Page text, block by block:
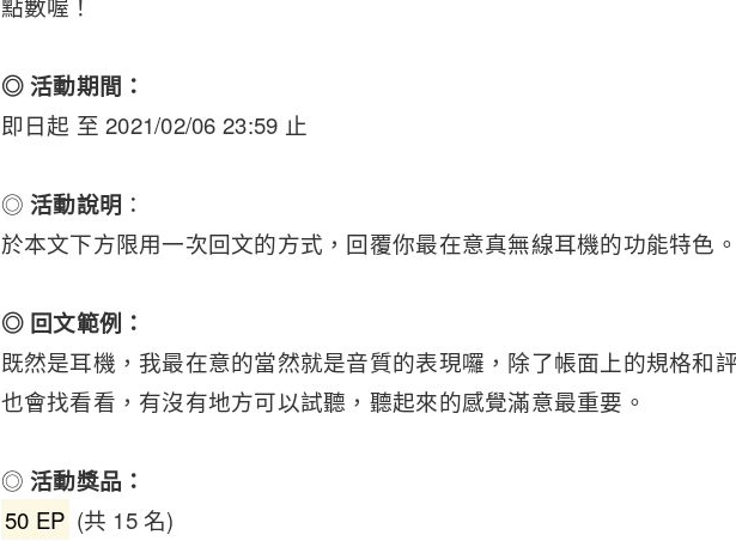
◎ 活動期間：
即日起 至 2021/02/06 23:59 止
◎活動說明 ：
於本文下方限用一次回文的方式，回覆你最在意真無線耳機的功能特色。
◎ 回文範例：
既然是耳機，我最在意的當然就是音質的表現囉，除了帳面上的規格和
也會找看看，有沒有地方可以試聽，聽起來的感覺滿意最重要。
◎活動獎品：​
50 EP (共 15 名)